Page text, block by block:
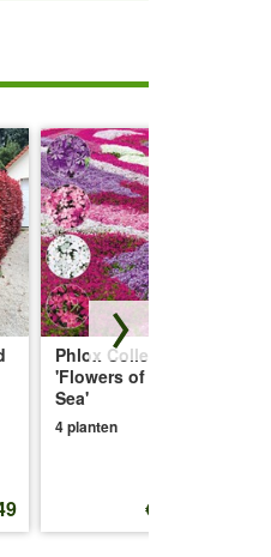
Phlox Collectie
'Flowers of the
Sea'
4 planten
€ 13,25